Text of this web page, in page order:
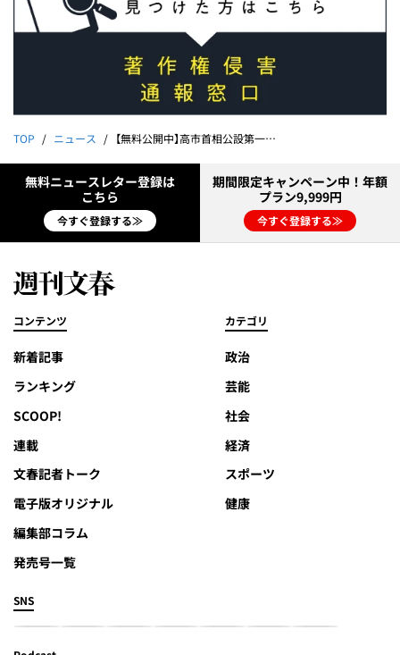
TOP ニュース 【無料公開中】高市首相公設第一秘書・木下剛志氏の「Zoom会議音声」《高市首相は「違和感がある」「判断は難しい」と》
無料ニュースレター登録は
こちら
今すぐ登録する≫
期間限定キャンペーン中！年額
プラン9,999円
今すぐ登録する≫
コンテンツ
新着記事
ランキング
SCOOP!
連載
文春記者トーク
電子版オリジナル
編集部コラム
発売号一覧
カテゴリ
政治
芸能
社会
経済
スポーツ
健康
SNS